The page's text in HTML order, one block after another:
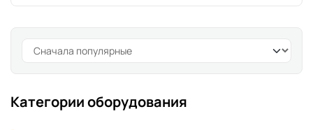
Категории оборудования